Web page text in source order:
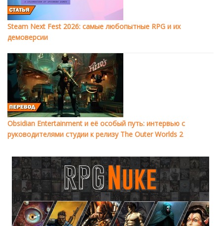
Steam Next Fest 2026: самые любопытные RPG и их
демоверсии
Obsidian Entertainment и её особый путь: интервью с
руководителями студии к релизу The Outer Worlds 2